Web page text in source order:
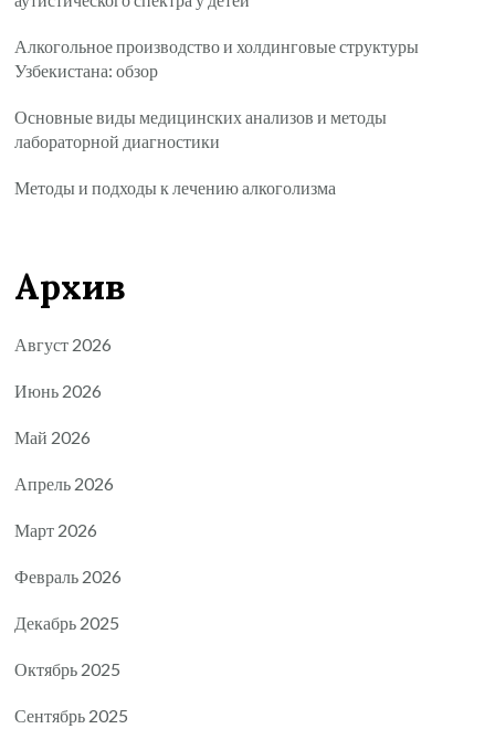
Алкогольное производство и холдинговые структуры
Узбекистана: обзор
Основные виды медицинских анализов и методы
лабораторной диагностики
Методы и подходы к лечению алкоголизма
Архив
Август 2026
Июнь 2026
Май 2026
Апрель 2026
Март 2026
Февраль 2026
Декабрь 2025
Октябрь 2025
Сентябрь 2025